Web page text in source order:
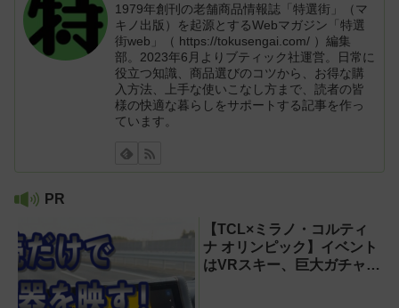
1979年創刊の老舗商品情報誌「特選街」（マ
キノ出版）を起源とするWebマガジン「特選
街web」（ https://tokusengai.com/ ）編集
部。2023年6月よりブティック社運営。日常に
役立つ知識、商品選びのコツから、お得な購
入方法、上手な使いこなし方まで、読者の皆
様の快適な暮らしをサポートする記事を作っ
ています。
PR
【TCL×ミラノ・コルティ
ナ オリンピック】イベント
はVRスキー、巨大ガチャな